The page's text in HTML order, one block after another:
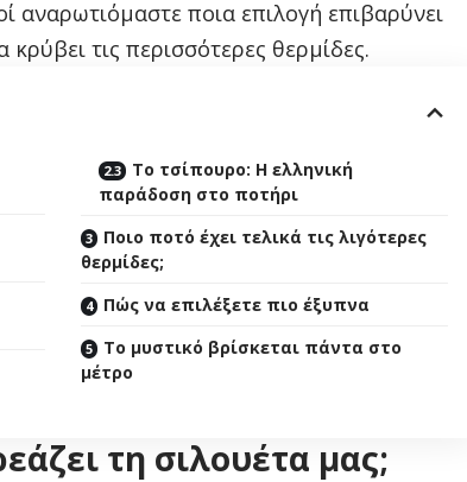
αναρωτιόμαστε ποια επιλογή επιβαρύνει
τις περισσότερες θερμίδες.
Το τσίπουρο: Η ελληνική
παράδοση στο ποτήρι
Ποιο ποτό έχει τελικά τις λιγότερες
θερμίδες;
Πώς να επιλέξετε πιο έξυπνα
Το μυστικό βρίσκεται πάντα στο
μέτρο
τη σιλουέτα μας;